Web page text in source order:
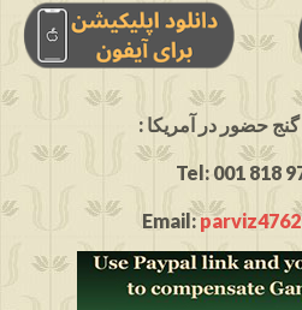
گنج حضور در آمریکا
Tel: 001 818
Email: